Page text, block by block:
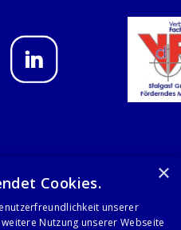
×
Cookies.
unserer
Nutzung unserer Webseite